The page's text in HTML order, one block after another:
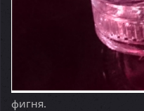
фигня.